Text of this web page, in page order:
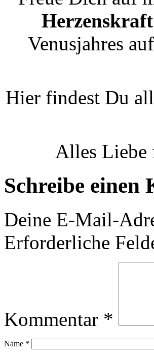
Venusjahres
Hier findest Du
Alles Liebe
Schreibe einen
Deine E-Mail-
Erforderliche
Kommentar *
Name *